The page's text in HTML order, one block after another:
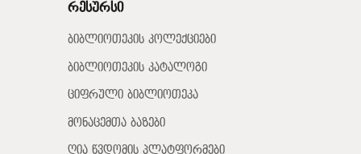
რესურსი
ბიბლიოთეკის კოლექციები
ბიბლიოთეკის კატალოგი
ციფრული ბიბლიოთეკა
მონაცემთა ბაზები
ღია წვდომის პლატფორმები